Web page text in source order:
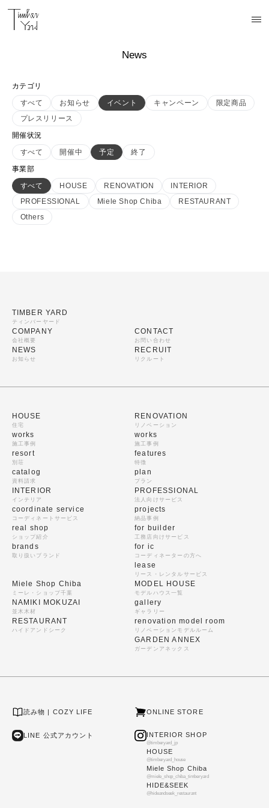
News
カテゴリ
すべて
お知らせ イベント キャンペーン
限定商品
プレスリリース
開催状況
すべて
開催中 予定
終了
事業部
すべて
HOUSE RENOVATION
INTERIOR
PROFESSIONAL
Miele Shop Chiba
RESTAURANT
Others
TIMBER YARD
ティンバーヤード
COMPANY
会社概要
NEWS
お知らせ
CONTACT
お問い合わせ
RECRUIT
リクルート
HOUSE
住宅
works
施工事例
resort
別荘
catalog
資料請求
RENOVATION
リノベーション
works
施工事例
features
特徴
plan
プラン
INTERIOR
インテリア
coordinate service
コーディネートサービス
real shop
ショップ紹介
brands
取り扱いブランド
PROFESSIONAL
法人向けサービス
projects
納品事例
for builder
工務店向けサービス
for ic
コーディネーターの方へ
lease
リース・レンタルサービス
Miele Shop Chiba
ミーレ・ショップ千葉
NAMIKI MOKUZAI
並木木材
RESTAURANT
ハイドアンドシーク
MODEL HOUSE
モデルハウス一覧
gallery
ギャラリー
renovation model room
リノベーションモデルルーム
GARDEN ANNEX
ガーデンアネックス
読み物 | COZY LIFE ONLINE STORE
LINE 公式アカウント INTERIOR SHOP
@timberyard_jp
HOUSE
@timberyard_house
Miele Shop Chiba
@miele_shop_chiba_timberyard
HIDE&SEEK
@hideandseek_restaurant